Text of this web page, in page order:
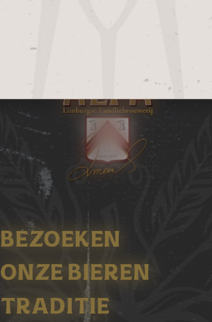
BEZOEKEN
ONZE BIEREN
TRADITIE